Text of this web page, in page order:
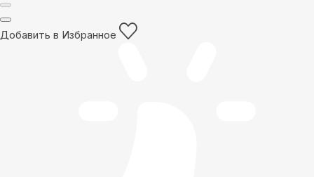
Добавить в Избранное